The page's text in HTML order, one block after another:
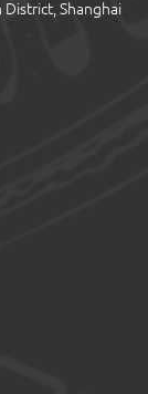
District, Shanghai